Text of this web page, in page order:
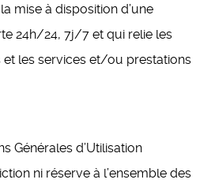
mise à disposition d’une
24h/24, 7j/7 et qui relie les
et les services et/ou prestations
Générales d’Utilisation
ni réserve à l’ensemble des